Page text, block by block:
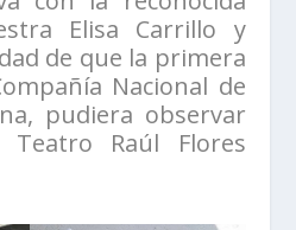
Elisa Carrillo y
de que la primera
Nacional de
pudiera observar
Raúl Flores